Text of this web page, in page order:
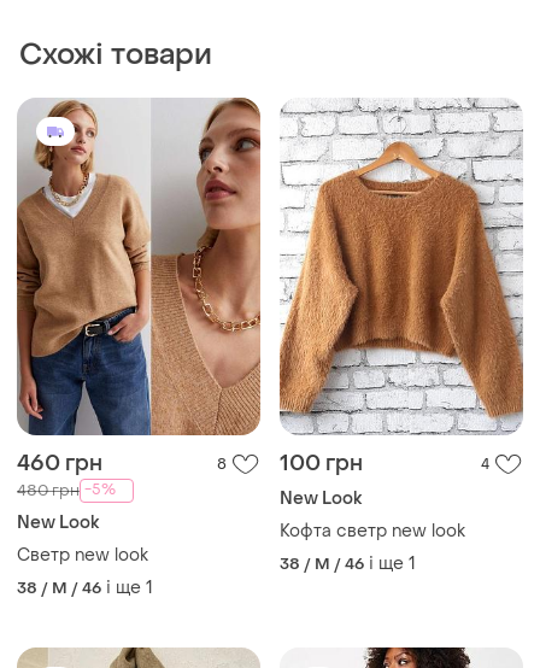
Схожі товари
460 грн 8
480 грн -5%
New Look
Светр new look
38 / M / 46 і ще 1
100 грн 4
New Look
Кофта светр new look
38 / M / 46 і ще 1